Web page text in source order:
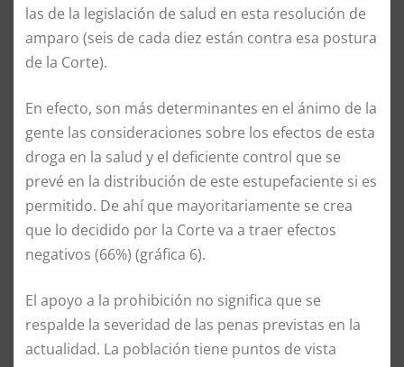
las de la legislación de salud en esta resolución de
amparo (seis de cada diez están contra esa postura
de la Corte).
En efecto, son más determinantes en el ánimo de la
gente las consideraciones sobre los efectos de esta
droga en la salud y el deficiente control que se
prevé en la distribución de este estupefaciente si es
permitido. De ahí que mayoritariamente se crea
que lo decidido por la Corte va a traer efectos
negativos (66%) (gráfica 6).
El apoyo a la prohibición no significa que se
respalde la severidad de las penas previstas en la
actualidad. La población tiene puntos de vista